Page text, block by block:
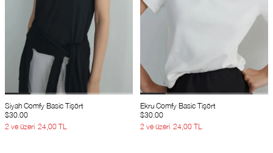
Siyah Comfy Basic Tişört
$30.00
2 ve üzeri 24,00 TL
Ekru Comfy Basic Tişört
$30.00
2 ve üzeri 24,00 TL